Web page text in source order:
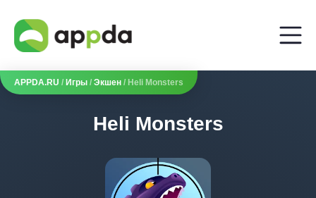
APPDA.RU / Игры / Экшен / Heli Monsters
Heli Monsters